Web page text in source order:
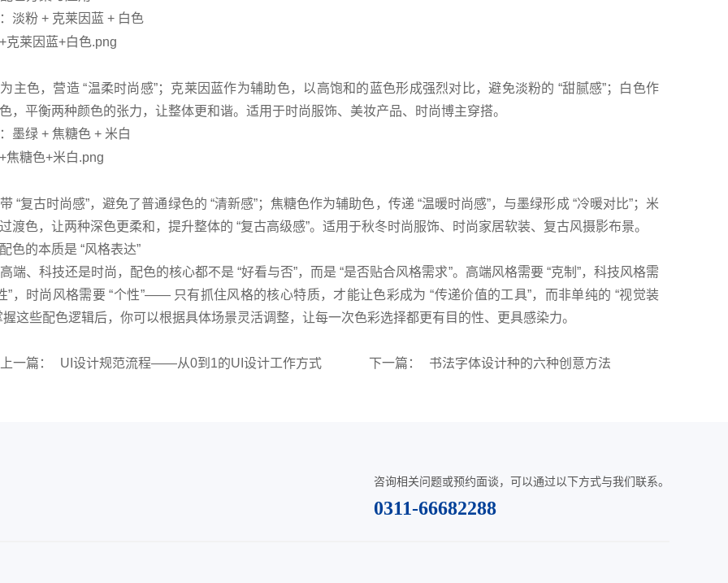
淡粉 + 克莱因蓝 + 白色
主色，营造 “温柔时尚感”；克莱因蓝作为辅助色，以高饱和的蓝色形成强烈对比，避免淡粉的 “甜腻感”；白色作
，平衡两种颜色的张力，让整体更和谐。适用于时尚服饰、美妆产品、时尚博主穿搭。
墨绿 + 焦糖色 + 米白
“复古时尚感”，避免了普通绿色的 “清新感”；焦糖色作为辅助色，传递 “温暖时尚感”，与墨绿形成 “冷暖对比”；米
渡色，让两种深色更柔和，提升整体的 “复古高级感”。适用于秋冬时尚服饰、时尚家居软装、复古风摄影布景。
色的本质是 “风格表达”
端、科技还是时尚，配色的核心都不是 “好看与否”，而是 “是否贴合风格需求”。高端风格需要 “克制”，科技风格需
”，时尚风格需要 “个性”—— 只有抓住风格的核心特质，才能让色彩成为 “传递价值的工具”，而非单纯的 “视觉装
握这些配色逻辑后，你可以根据具体场景灵活调整，让每一次色彩选择都更有目的性、更具感染力。
上一篇： UI设计规范流程——从0到1的UI设计工作方式 下一篇： 书法字体设计种的六种创意方法
咨询相关问题或预约面谈，可以通过以下方式与我们联系。
0311-66682288